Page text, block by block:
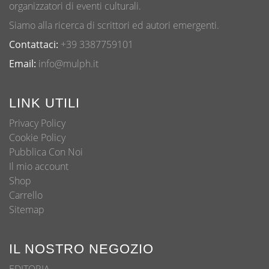
organizzatori di eventi culturali.
Siamo alla ricerca di scrittori ed autori emergenti.
Contattaci: +39 3387759101
Email: info@mulph.it
LINK UTILI
Privacy Policy
Cookie Policy
Pubblica Con Noi
Il mio account
Shop
Carrello
Sitemap
IL NOSTRO NEGOZIO